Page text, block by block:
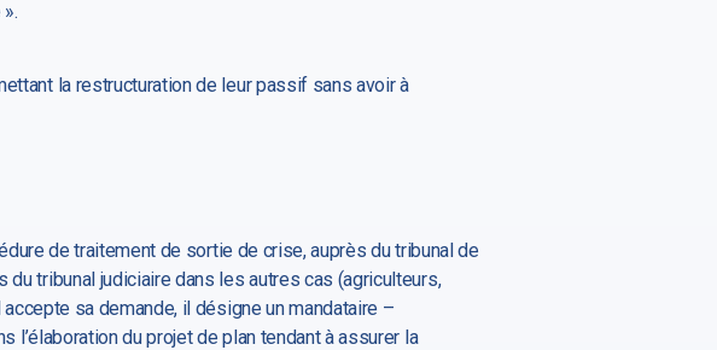
la restructuration de leur passif sans avoir à
de traitement de sortie de crise, auprès du tribunal de
tribunal judiciaire dans les autres cas (agriculteurs,
accepte sa demande, il désigne un mandataire –
l’élaboration du projet de plan tendant à assurer la